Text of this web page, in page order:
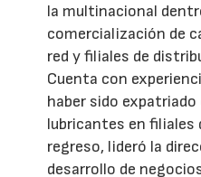
la multinacional
comercialización de
red y filiales de
Cuenta con
haber sido
lubricantes en filiales
regreso, lideró la
desarrollo de